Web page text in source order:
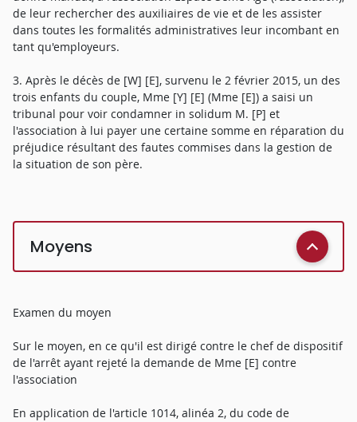
de leur rechercher des auxiliaires de vie et de les assister
dans toutes les formalités administratives leur incombant en
tant qu'employeurs.
3. Après le décès de [W] [E], survenu le 2 février 2015, un des
trois enfants du couple, Mme [Y] [E] (Mme [E]) a saisi un
tribunal pour voir condamner in solidum M. [P] et
l'association à lui payer une certaine somme en réparation du
préjudice résultant des fautes commises dans la gestion de
la situation de son père.
Moyens
Examen du moyen
Sur le moyen, en ce qu'il est dirigé contre le chef de dispositif
de l'arrêt ayant rejeté la demande de Mme [E] contre
l'association
En application de l'article 1014, alinéa 2, du code de